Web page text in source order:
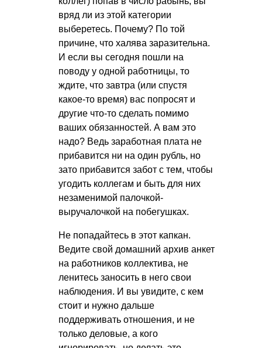
вряд ли из этой категории
выберетесь. Почему? По той
причине, что халява заразительна.
И если вы сегодня пошли на
поводу у одной работницы, то
ждите, что завтра (или спустя
какое-то время) вас попросят и
другие что-то сделать помимо
ваших обязанностей. А вам это
надо? Ведь заработная плата не
прибавится ни на один рубль, но
зато прибавится забот с тем, чтобы
угодить коллегам и быть для них
незаменимой палочкой-
выручалочкой на побегушках.
Не попадайтесь в этот капкан.
Ведите свой домашний архив анкет
на работников коллектива, не
ленитесь заносить в него свои
наблюдения. И вы увидите, с кем
стоит и нужно дальше
поддерживать отношения, и не
только деловые, а кого